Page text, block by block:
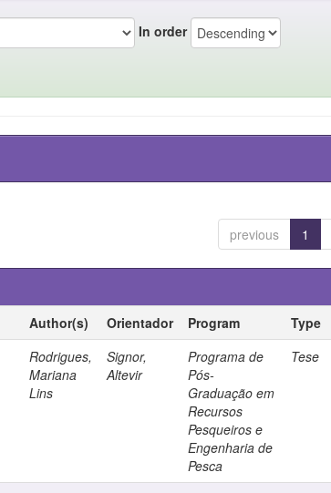
In order
previous 1
Author(s) Orientador Program
Type
Rodrigues,
Mariana
Lins
Signor,
Altevir
Programa de
Pós-
Graduação em
Recursos
Pesqueiros e
Engenharia de
Pesca
Tese